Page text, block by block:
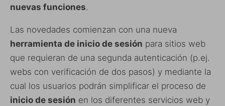
nuevas funciones.
Las novedades comienzan con una nueva
herramienta de inicio de sesión para sitios web
que requieran de una segunda autenticación (p.ej.
webs con verificación de dos pasos) y mediante la
cual los usuarios podrán simplificar el proceso de
inicio de sesión en los diferentes servicios web y